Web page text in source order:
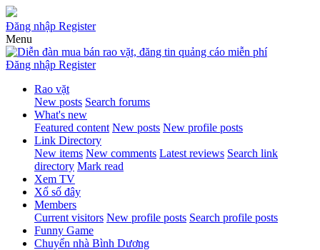
Đăng nhập Register
Menu
Đăng nhập Register
Rao vặt
New posts Search forums
What's new
Featured content New posts New profile posts
Link Directory
New items New comments Latest reviews Search link
directory Mark read
Xem TV
Xổ số đây
Members
Current visitors New profile posts Search profile posts
Funny Game
Chuyển nhà Bình Dương